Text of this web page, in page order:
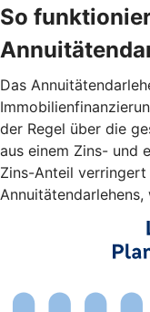
So
Das
der Regel über die
aus einem Zins- und
Zins-Anteil